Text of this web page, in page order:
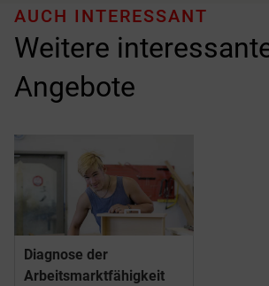
Weitere
Angebote
AUCH INTERESSANT
Diagnose der
Arbeitsmarkt­­fähigkeit